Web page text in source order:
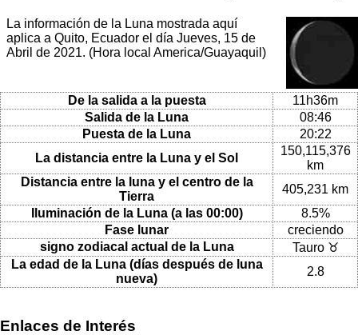
La información de la Luna mostrada aquí
aplica a Quito, Ecuador el día Jueves, 15 de
Abril de 2021. (Hora local America/Guayaquil)
De la salida a la puesta
11h36m
Salida de la Luna
08:46
Puesta de la Luna
20:22
La distancia entre la Luna y el Sol
150,115,376
km
Distancia entre la luna y el centro de la
Tierra
405,231 km
Iluminación de la Luna (a las 00:00)
8.5%
Fase lunar
creciendo
signo zodiacal actual de la Luna
Tauro ♉
La edad de la Luna (días después de luna
nueva)
2.8
Enlaces de Interés